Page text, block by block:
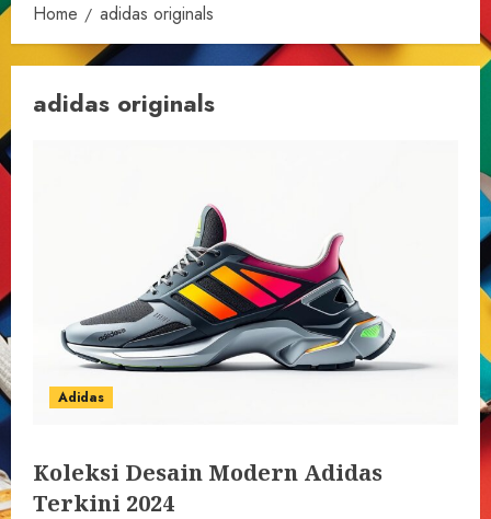
Home adidas originals
adidas originals
Adidas
Koleksi Desain Modern Adidas
Terkini 2024